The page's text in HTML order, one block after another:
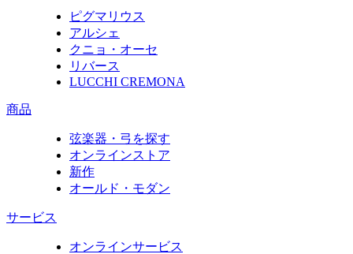
ピグマリウス
アルシェ
クニョ・オーセ
リバース
LUCCHI CREMONA
商品
弦楽器・弓を探す
オンラインストア
新作
オールド・モダン
サービス
オンラインサービス